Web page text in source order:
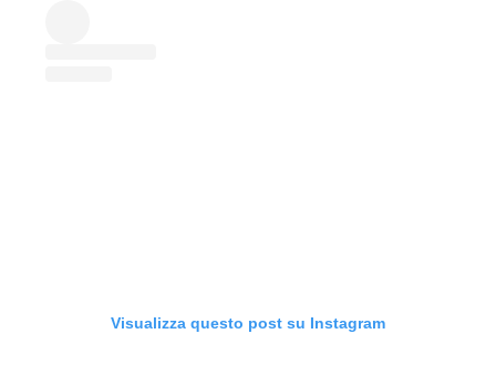
Visualizza questo post su Instagram